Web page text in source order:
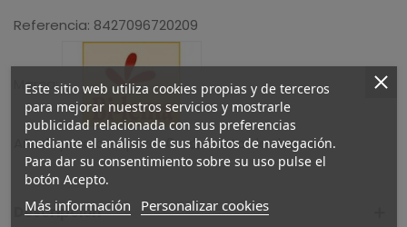
Referencia: 8427096720209
Marca:
Añadir para comparar 0 A lista de deseos
Descripción
Este sitio web utiliza cookies propias y de terceros
para mejorar nuestros servicios y mostrarle
publicidad relacionada con sus preferencias
mediante el análisis de sus hábitos de navegación.
Para dar su consentimiento sobre su uso pulse el
botón Acepto.
Más información Personalizar cookies